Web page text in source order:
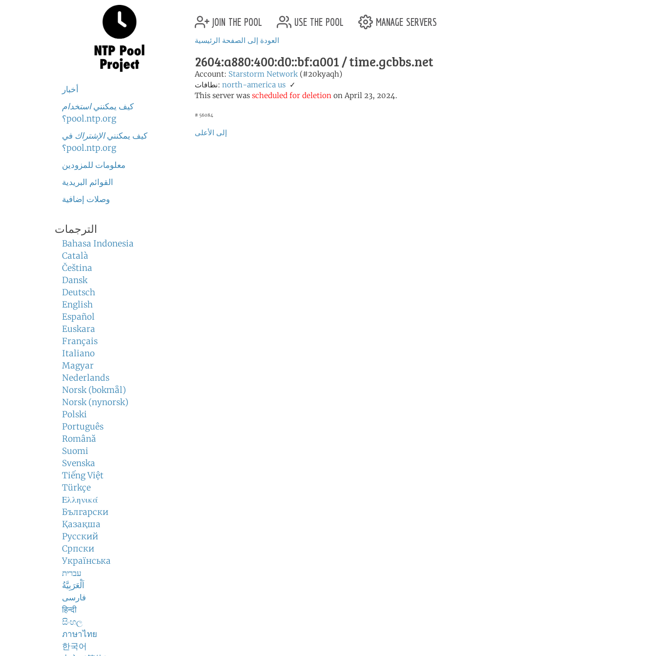
أخبار
كيف يمكننياستخدام
pool.ntp.org؟
كيف يمكننيالإشتراك في
pool.ntp.org؟
معلومات للمزودين
القوائم البريدية
وصلات إضافية
الترجمات
Bahasa Indonesia
Català
Čeština
Dansk
Deutsch
English
Español
Euskara
Français
Italiano
Magyar
Nederlands
Norsk (bokmål)
Norsk (nynorsk)
Polski
Português
Română
Suomi
Svenska
Tiếng Việt
Türkçe
Ελληνικά
Български
Қазақша
Русский
Српски
Українська
עברית
اَلْعَرَبِيَّةُ
فارسی
हिन्दी
සිංහල
ภาษาไทย
한국어
join the pool use the pool manage servers
العودة إلى الصفحة الرئيسية
2604:a880:400:d0::bf:a001 / time.gcbbs.net
Account: Starstorm Network (#20kyaqh)
نطافات: north-america us ✓
This server was scheduled for deletion on April 23, 2024.
# 56084
إلى الأعلى